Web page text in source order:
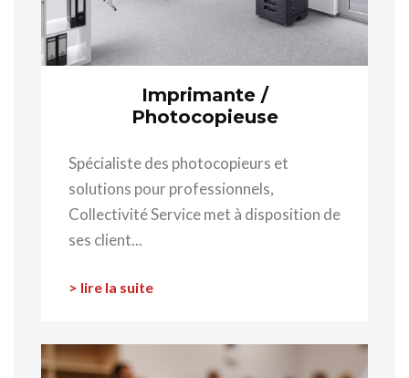
Imprimante /
Photocopieuse
Spécialiste des photocopieurs et
solutions pour professionnels,
Collectivité Service met à disposition de
ses client...
> lire la suite